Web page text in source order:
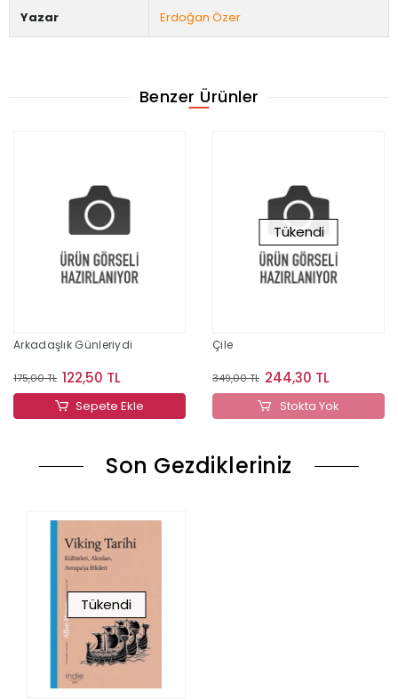
Yazar Erdoğan Özer
Benzer Ürünler
Arkadaşlık Günleriydi
175,00 TL 122,50 TL
Sepete Ekle
Tükendi
Çile
349,00 TL 244,30 TL
Stokta Yok
Son Gezdikleriniz
Tükendi